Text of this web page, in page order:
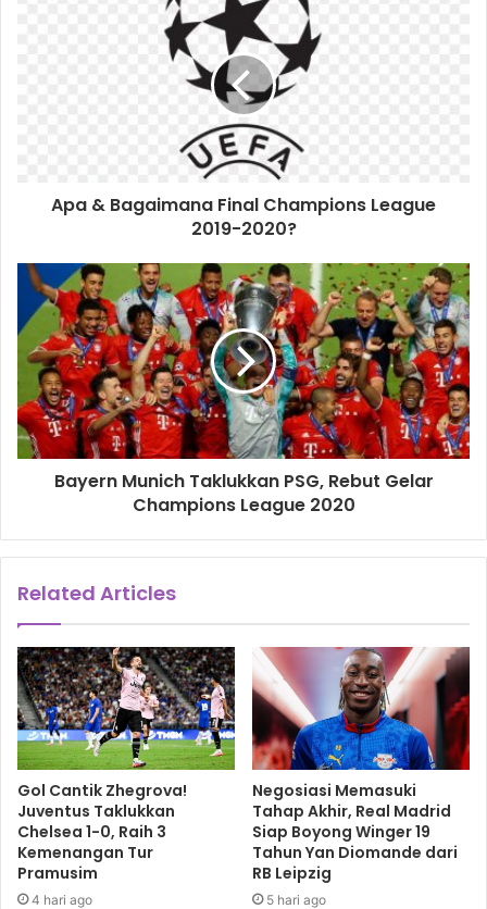
Apa & Bagaimana Final Champions League
2019-2020?
Bayern Munich Taklukkan PSG, Rebut Gelar
Champions League 2020
Related Articles
Gol Cantik Zhegrova!
Juventus Taklukkan
Chelsea 1-0, Raih 3
Kemenangan Tur
Pramusim
4 hari ago
Negosiasi Memasuki
Tahap Akhir, Real Madrid
Siap Boyong Winger 19
Tahun Yan Diomande dari
RB Leipzig
5 hari ago